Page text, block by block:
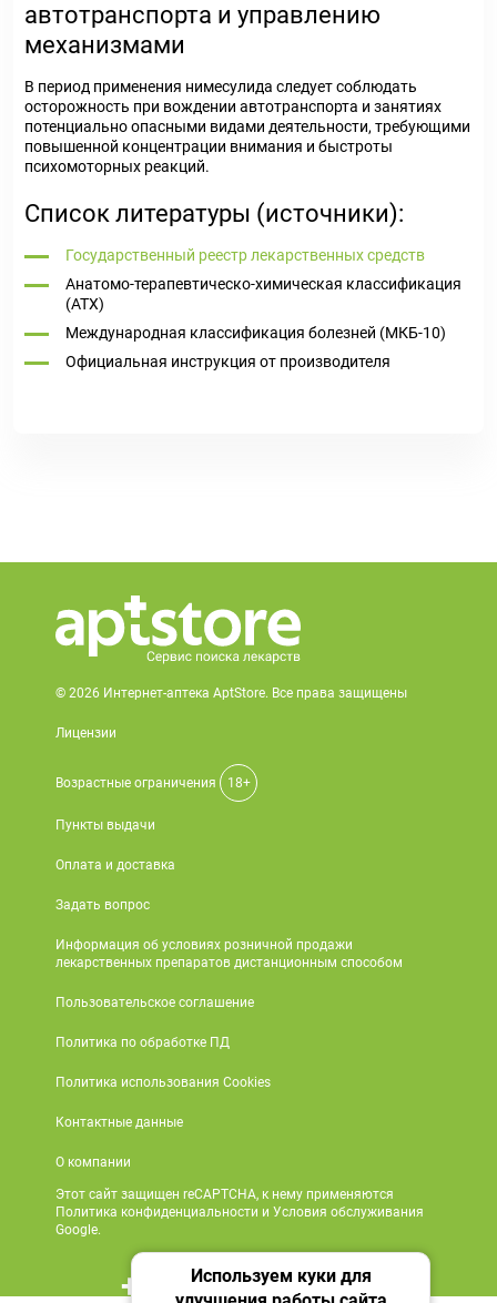
автотранспорта и управлению
механизмами
В период применения нимесулида следует соблюдать
осторожность при вождении автотранспорта и занятиях
потенциально опасными видами деятельности, требующими
повышенной концентрации внимания и быстроты
психомоторных реакций.
Список литературы (источники):
Государственный реестр лекарственных средств
Анатомо-терапевтическо-химическая классификация
(ATX)
Международная классификация болезней (МКБ-10)
Официальная инструкция от производителя
© 2026 Интернет-аптека AptStore. Все права защищены
Лицензии
Возрастные ограничения 18+
Пункты выдачи
Оплата и доставка
Задать вопрос
Информация об условиях розничной продажи
лекарственных препаратов дистанционным способом
Пользовательское соглашение
Политика по обработке ПД
Политика использования Cookies
Контактные данные
О компании
Этот сайт защищен reCAPTCHA, к нему применяются
Политика конфиденциальности и Условия обслуживания
Google.
+7 495 419 18 18
Используем куки для